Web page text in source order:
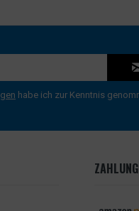
habe ich zur Kenntnis